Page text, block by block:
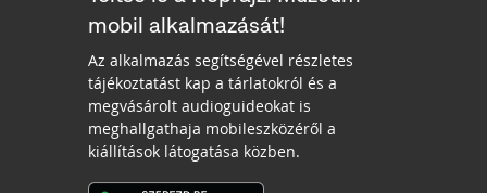
mobil alkalmazását!
Az alkalmazás segítségével részletes
tájékoztatást kap a tárlatokról és a
megvásárolt audioguideokat is
meghallgathaja mobileszközéről a
kiállítások látogatása közben.